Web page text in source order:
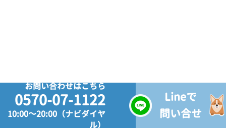
お問い合わせはこちら
0570-07-1122
10:00～20:00（ナビダイヤ
ル）
Lineで
問い合せ